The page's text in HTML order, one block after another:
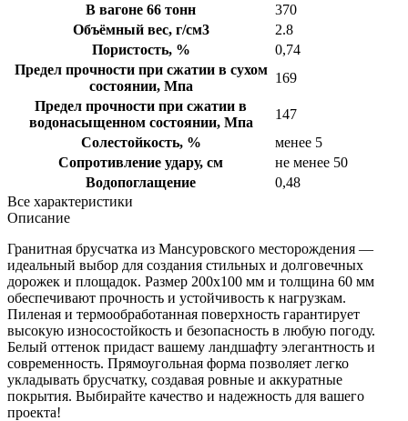
В вагоне 66 тонн
370
Объёмный вес, г/см3
2.8
Пористость, %
0,74
Предел прочности при сжатии в сухом
состоянии, Мпа
169
Предел прочности при сжатии в
водонасыщенном состоянии, Мпа
147
Солестойкость, %
менее 5
Сопротивление удару, см
не менее 50
Водопоглащение
0,48
Все характеристики
Описание
Гранитная брусчатка из Мансуровского месторождения —
идеальный выбор для создания стильных и долговечных
дорожек и площадок. Размер 200х100 мм и толщина 60 мм
обеспечивают прочность и устойчивость к нагрузкам.
Пиленая и термообработанная поверхность гарантирует
высокую износостойкость и безопасность в любую погоду.
Белый оттенок придаст вашему ландшафту элегантность и
современность. Прямоугольная форма позволяет легко
укладывать брусчатку, создавая ровные и аккуратные
покрытия. Выбирайте качество и надежность для вашего
проекта!